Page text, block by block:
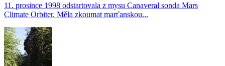
11. prosince 1998 odstartovala z mysu Canaveral sonda Mars
Climate Orbiter. Měla zkoumat marťanskou...